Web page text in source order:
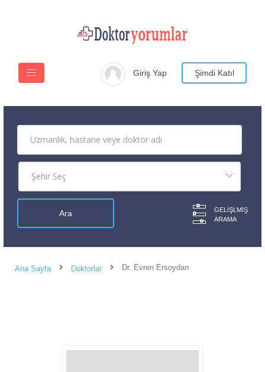
Giriş Yap Şimdi Katıl
GELIŞLMIŞ
ARAMA
Ana Sayfa Doktorlar Dr. Evren Ersoydan